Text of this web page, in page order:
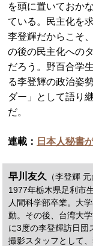
を頭に置いておか
ている。民主化を
李登輝だからこそ
の後の民主化への
だろう。野百合学
る李登輝の政治姿
ダー」として語り
だ。
連載： 日本人秘書
早川友久
（李登輝
1977年栃木県足利市
人間科学部卒業。大
動。その後、台湾大
に3度の李登輝訪日団
撮影スタッフとして